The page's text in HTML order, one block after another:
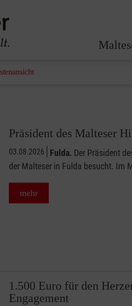
Präsident des Malteser
03.08.2026 Fulda. Der Präsident
der Malteser in Fulda besucht. Im
mehr
1.500 Euro für den
Engagement